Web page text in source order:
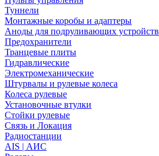
Туннели
Монтажные коробы и адаптеры
Аноды для подруливающих устройств
Предохранители
Транцевые плиты
Гидравлические
Электромеханические
Штурвалы и рулевые колеса
Колеса рулевые
Установочные втулки
Стойки рулевые
Связь и Локация
Радиостанции
AIS | АИС